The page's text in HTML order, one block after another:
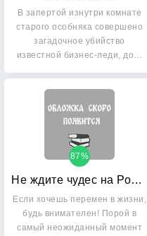
В запертой изнутри комнате
старого особняка совершено
загадочное убийство
известной бизнес-леди, до…
Не ждите чудес на Рождество
87%
Если хочешь перемен в жизни,
будь внимателен! Порой в
самый неожиданный момент